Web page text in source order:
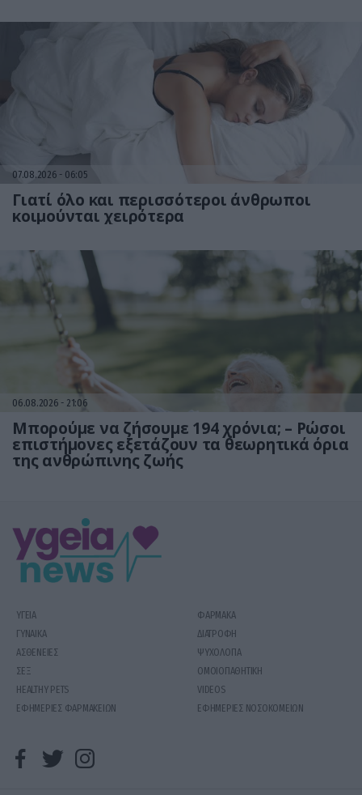
07.08.2026 06:05
Γιατί όλο και περισσότεροι άνθρωποι
κοιμούνται χειρότερα
06.08.2026 21:06
Μπορούμε να ζήσουμε 194 χρόνια; – Ρώσοι
επιστήμονες εξετάζουν τα θεωρητικά όρια
της ανθρώπινης ζωής
ΥΓΕΙΑ
ΦΑΡΜΑΚΑ
ΓΥΝΑΙΚΑ
ΔΙΑΤΡΟΦΗ
ΑΣΘΕΝΕΙΕΣ
ΨΥΧΟΛΟΓΙΑ
ΣΕΞ
ΟΜΟΙΟΠΑΘΗΤΙΚΗ
HEALTHY PETS
VIDEOS
ΕΦΗΜΕΡΙΕΣ ΦΑΡΜΑΚΕΙΩΝ
ΕΦΗΜΕΡΙΕΣ ΝΟΣΟΚΟΜΕΙΩΝ